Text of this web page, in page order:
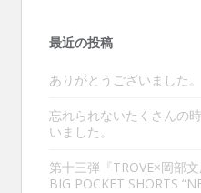
最近の投稿
ありがとうございました。
忘れられないたくさんの
いました。
第十三弾『TROVE×岡部文
BIG POCKET SHORTS